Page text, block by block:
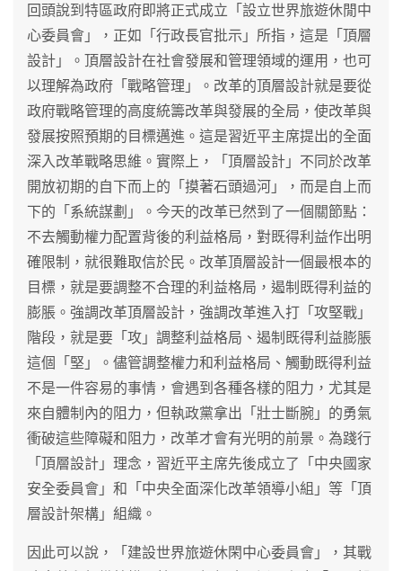
回頭說到特區政府即將正式成立「設立世界旅遊休閒中
心委員會」，正如「行政長官批示」所指，這是「頂層
設計」。頂層設計在社會發展和管理領域的運用，也可
以理解為政府「戰略管理」。改革的頂層設計就是要從
政府戰略管理的高度統籌改革與發展的全局，使改革與
發展按照預期的目標邁進。這是習近平主席提出的全面
深入改革戰略思維。實際上，「頂層設計」不同於改革
開放初期的自下而上的「摸著石頭過河」，而是自上而
下的「系統謀劃」。今天的改革已然到了一個關節點：
不去觸動權力配置背後的利益格局，對既得利益作出明
確限制，就很難取信於民。改革頂層設計一個最根本的
目標，就是要調整不合理的利益格局，遏制既得利益的
膨脹。強調改革頂層設計，強調改革進入打「攻堅戰」
階段，就是要「攻」調整利益格局、遏制既得利益膨脹
這個「堅」。儘管調整權力和利益格局、觸動既得利益
不是一件容易的事情，會遇到各種各樣的阻力，尤其是
來自體制內的阻力，但執政黨拿出「壯士斷腕」的勇氣
衝破這些障礙和阻力，改革才會有光明的前景。為踐行
「頂層設計」理念，習近平主席先後成立了「中央國家
安全委員會」和「中央全面深化改革領導小組」等「頂
層設計架構」組織。
因此可以說，「建設世界旅遊休閑中心委員會」，其戰